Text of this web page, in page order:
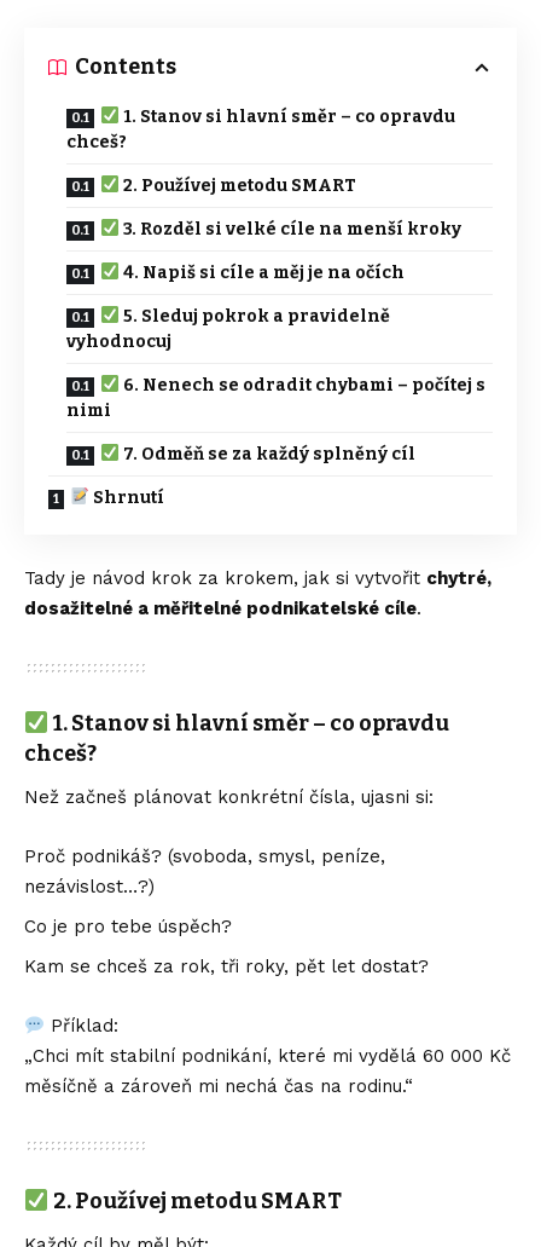
Contents
1. Stanov si hlavní směr – co opravdu
chceš?
2. Používej metodu SMART
3. Rozděl si velké cíle na menší kroky
4. Napiš si cíle a měj je na očích
5. Sleduj pokrok a pravidelně
vyhodnocuj
6. Nenech se odradit chybami – počítej s
nimi
7. Odměň se za každý splněný cíl
Shrnutí
Tady je návod krok za krokem, jak si vytvořit chytré,
dosažitelné a měřitelné podnikatelské cíle.
1.Stanov si hlavní směr – co opravdu
chceš?
Než začneš plánovat konkrétní čísla, ujasni si:
Proč podnikáš? (svoboda, smysl, peníze,
nezávislost…?)
Co je pro tebe úspěch?
Kam se chceš za rok, tři roky, pět let dostat?
Příklad:
„Chci mít stabilní podnikání, které mi vydělá 60 000 Kč
měsíčně a zároveň mi nechá čas na rodinu.“
2.Používej metodu SMART